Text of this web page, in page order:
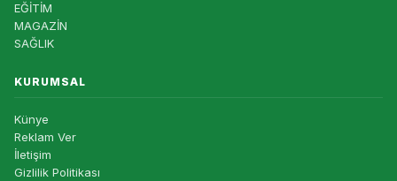
EĞİTİM
MAGAZİN
SAĞLIK
KURUMSAL
Künye
Reklam Ver
İletişim
Gizlilik Politikası